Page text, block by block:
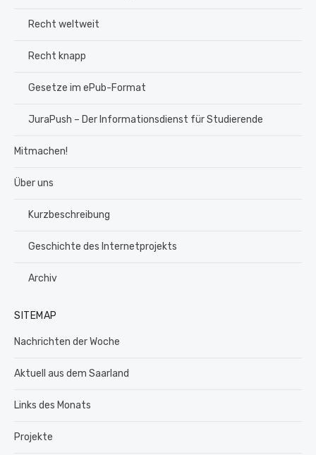
Recht weltweit
Recht knapp
Gesetze im ePub-Format
JuraPush – Der Informationsdienst für Studierende
Mitmachen!
Über uns
Kurzbeschreibung
Geschichte des Internetprojekts
Archiv
SITEMAP
Nachrichten der Woche
Aktuell aus dem Saarland
Links des Monats
Projekte